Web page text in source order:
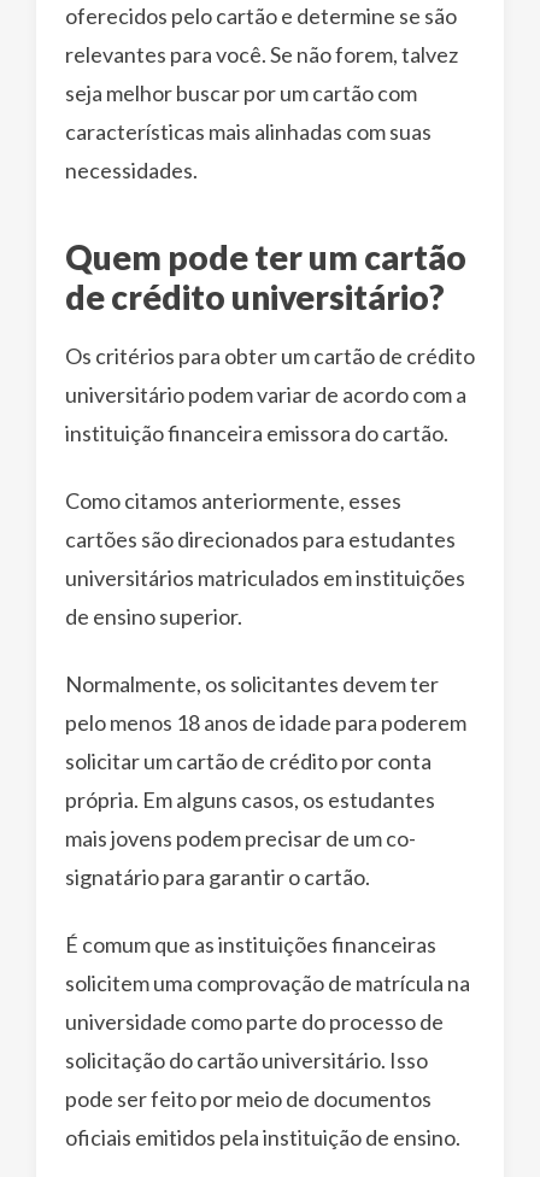
oferecidos pelo cartão e determine se são
relevantes para você. Se não forem, talvez
seja melhor buscar por um cartão com
características mais alinhadas com suas
necessidades.
Quem pode ter um cartão
de crédito universitário?
Os critérios para obter um cartão de crédito
universitário podem variar de acordo com a
instituição financeira emissora do cartão.
Como citamos anteriormente, esses
cartões são direcionados para estudantes
universitários matriculados em instituições
de ensino superior.
Normalmente, os solicitantes devem ter
pelo menos 18 anos de idade para poderem
solicitar um cartão de crédito por conta
própria. Em alguns casos, os estudantes
mais jovens podem precisar de um co-
signatário para garantir o cartão.
É comum que as instituições financeiras
solicitem uma comprovação de matrícula na
universidade como parte do processo de
solicitação do cartão universitário. Isso
pode ser feito por meio de documentos
oficiais emitidos pela instituição de ensino.